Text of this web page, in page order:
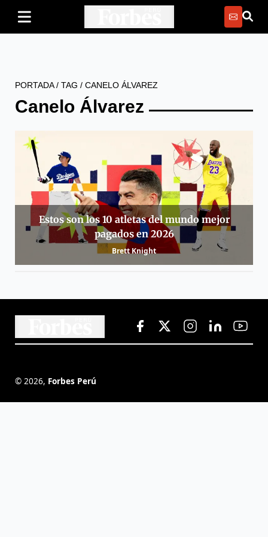
PORTADA/ TAG / CANELO ÁLVAREZ
Canelo Álvarez
Estos son los 10 atletas del mundo mejor
pagados en 2026
Brett Knight
© 2026, Forbes Perú